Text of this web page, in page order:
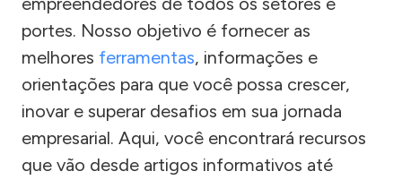
portes. Nosso objetivo é fornecer as
melhores ferramentas, informações e
orientações para que você possa crescer,
inovar e superar desafios em sua jornada
empresarial. Aqui, você encontrará recursos
que vão desde artigos informativos até